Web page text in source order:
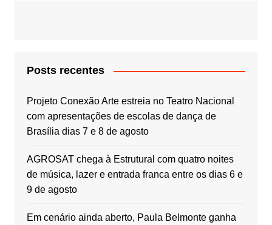
Posts recentes
Projeto Conexão Arte estreia no Teatro Nacional
com apresentações de escolas de dança de
Brasília dias 7 e 8 de agosto
AGROSAT chega à Estrutural com quatro noites
de música, lazer e entrada franca entre os dias 6 e
9 de agosto
Em cenário ainda aberto, Paula Belmonte ganha